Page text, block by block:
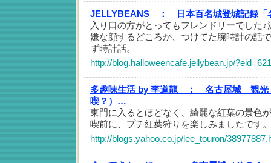
JELLYBEANS ：
日本百名城登城記録「
入り口の方がとってもフレンドリーでした
嫌な顔するどころか、つけてた腕時計の話
ず時計話。
http://blog.halloweencafe.jellybean.jp/
多趣味生活 by 李道龍 ：
名古屋城 観光
喫？）…
東門に入るとほどなく、綺麗な紅葉の景色
喫前に、プチ紅葉狩りを楽しみましたです
http://blogs.yahoo.co.jp/lee_touron/